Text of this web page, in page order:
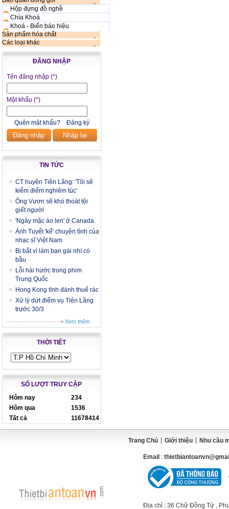
Hộp đựng đồ nghề
Chìa Khoá
Khoá - Biển báo hiệu
Sản phẩm hóa chất
Các loại khác
ĐĂNG NHẬP
Tên đăng nhập (*)
Mật khẩu (*)
Quên mật khẩu? Đăng ký
Đăng nhập Nhập lại
TIN TỨC
CT huyện Tiên Lãng: 'Tôi sẽ
kiểm điểm nghiêm túc'
Ông Vươn sẽ khó thoát tội
giết người
'Ngày mặc áo len' ở Canada
Ánh Tuyết 'kể' chuyện tình của
nhạc sĩ Việt Nam
Bị bắt vì làm bạn gái nhí có
bầu
Lỗi hài hước trong phim
Trung Quốc
Hong Kong tính đánh thuế rác
Xử lý dứt điểm vụ Tiên Lãng
trước 30/3
Xem thêm
THỜI TIẾT
SỐ LƯỢT TRUY CẬP
Hôm nay
234
Hôm qua
1536
Tất cả
11678414
Trang Chủ Giới thiệu Nhu cầu
Email :
Địa chỉ : 36 Chữ Đồng Tử ,